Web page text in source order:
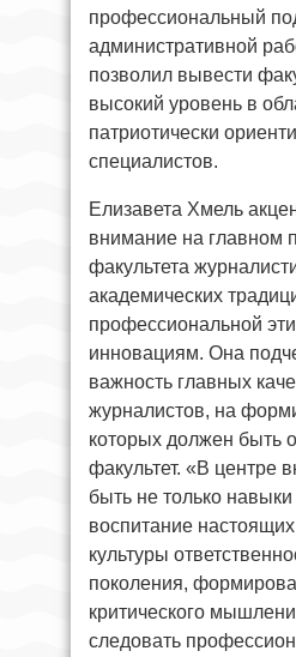
профессиональный
административной
позволил вывести
высокий уровень в
патриотически
специалистов.
Елизавета Хмель
внимание на главном
факультета
академических
профессиональной
инновациям. Она
важность главных
журналистов, на
которых должен быть
факультет. «В центре
быть не только
воспитание
культуры
поколения,
критического
следовать